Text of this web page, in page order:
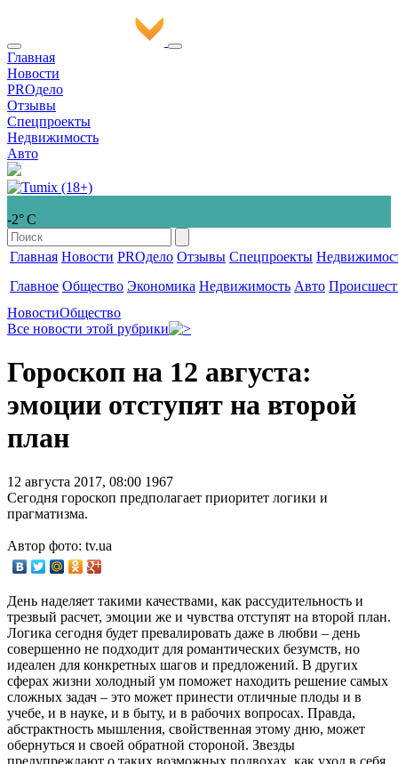
Главная
Новости
PROдело
Отзывы
Спецпроекты
Недвижимость
Авто
-2° С
Главная Новости PROдело Отзывы Спецпроекты
Главное Общество Экономика Недвижимость Авто
НовостиОбщество
Все новости этой рубрики
Гороскоп на 12 августа:
эмоции отступят на второй
план
12 августа 2017, 08:00 1967
Сегодня гороскоп предполагает приоритет логики и
прагматизма.
Автор фото: tv.ua
День наделяет такими качествами, как рассудительность и
трезвый расчет, эмоции же и чувства отступят на второй план.
Логика сегодня будет превалировать даже в любви – день
совершенно не подходит для романтических безумств, но
идеален для конкретных шагов и предложений. В других
сферах жизни холодный ум поможет находить решение самых
сложных задач – это может принести отличные плоды и в
учебе, и в науке, и в быту, и в рабочих вопросах. Правда,
абстрактность мышления, свойственная этому дню, может
обернуться и своей обратной стороной. Звезды
предупреждают о таких возможных подвохах, как уход в себя